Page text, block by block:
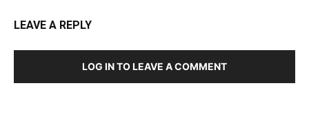
LEAVE A REPLY
LOG IN TO LEAVE A COMMENT